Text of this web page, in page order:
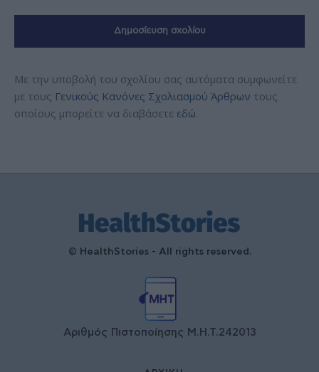
Με την υποβολή του σχολίου σας αυτόματα συμφωνείτε
με τους Γενικούς Κανόνες Σχολιασμού Άρθρων τους
οποίους μπορείτε να διαβάσετε εδώ.
© HealthStories - All rights reserved.
Αριθμός Πιστοποίησης Μ.Η.Τ.242013